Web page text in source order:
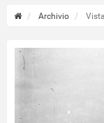
Archivio